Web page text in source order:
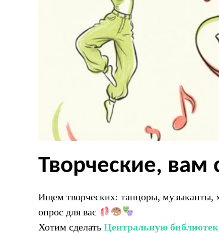
Творческие, вам
Ищем творческих: танцоры, музыканты,
опрос для вас
Хотим сделать Центральную